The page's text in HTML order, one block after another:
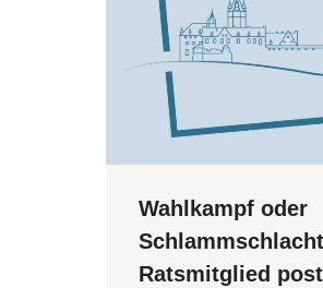
Wahlkampf oder
Ratsmitglied